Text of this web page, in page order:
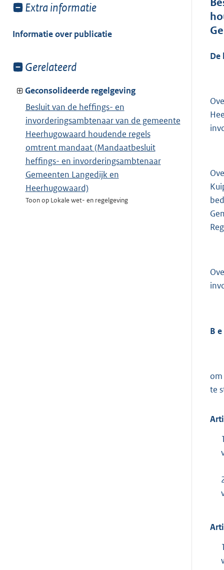
Toon
van:
Extra informatie
Informatie over publicatie
Toon
van:
Gerelateerd
Geconsolideerde regelgeving
Besluit van de heffings- en
invorderingsambtenaar van de gemeente
Heerhugowaard houdende regels
omtrent mandaat (Mandaatbesluit
heffings- en invorderingsambtenaar
Gemeenten Langedijk en
Heerhugowaard)
Toon op Lokale wet- en regelgeving
De
B
te